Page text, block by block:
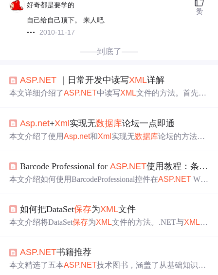
好奇都是要学的
自己给自己顶下。 来人吧.
2010-11-17
赞
——到底了——
ASP.NET ｜日常开发中读写XML详解
本文详细介绍了ASP.NET中读写XML文件的方法。首先阐
读取XML文件，以及使用XmlDocument类和XmlWriter类写
入XML文件的具体操作。
Asp.net+Xml实现无数据库论坛一点即通
本文介绍了使用Asp.net和Xml 实现无数据库论坛的方法。
坛各项功能的实现，还给出了XML操作的代码示例，最后
提供了原代码下载。
Barcode Professional forASP.NET使用教程：条码图像
本文介绍如何使用BarcodeProfessional控件在ASP.NET Web
GetBarcodeImage方法实现。
如何把DataSet保存为XML文件
本文介绍将DataSet保存为XML文件的方法。.NET与XML完
盘，还可创建相关schema文件。文中给出了
件和后置代码文件示例。
ASP.NET书籍推荐
本文精选了五本ASP.NET技术图书，涵盖了从基础知识到